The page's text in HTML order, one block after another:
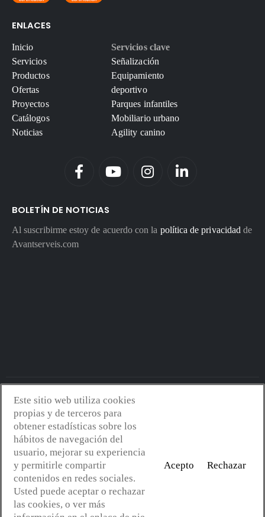
ENLACES
Inicio
Servicios
Productos
Ofertas
Proyectos
Catálogos
Noticias
Servicios clave
Señalización
Equipamiento
deportivo
Parques infantiles
Mobiliario urbano
Agility canino
BOLETÍN DE NOTICIAS
Al suscribirme estoy de acuerdo con la política de privacidad de
Avantserveis.com
Avantserveis.com -Aviso legal - GDPR
Política de cookies-Política de calidad y medio ambiente
web:Mejorconweb
Este sitio web utiliza cookies
propias y de terceros para
obtener estadísticas sobre los
hábitos de navegación del
usuario, mejorar su experiencia
y permitirle compartir
contenidos en redes sociales.
Usted puede aceptar o rechazar
las cookies, o ver más
Acepto Rechazar